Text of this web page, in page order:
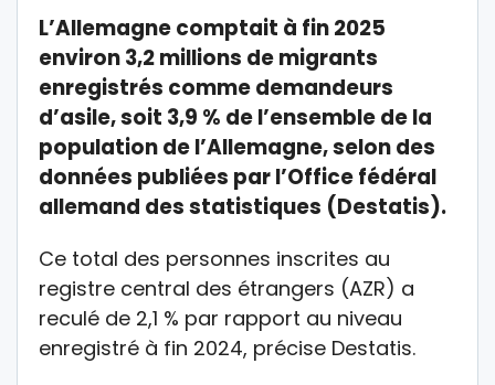
L’Allemagne comptait à fin 2025
environ 3,2 millions de migrants
enregistrés comme demandeurs
d’asile, soit 3,9 % de l’ensemble de la
population de l’Allemagne, selon des
données publiées par l’Office fédéral
allemand des statistiques (Destatis).
Ce total des personnes inscrites au
registre central des étrangers (AZR) a
reculé de 2,1 % par rapport au niveau
enregistré à fin 2024, précise Destatis.